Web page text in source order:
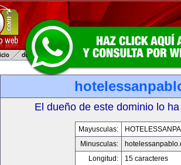
El dueño de este dominio lo
Mayusculas:
Minusculas:
Longitud:
15 caracteres